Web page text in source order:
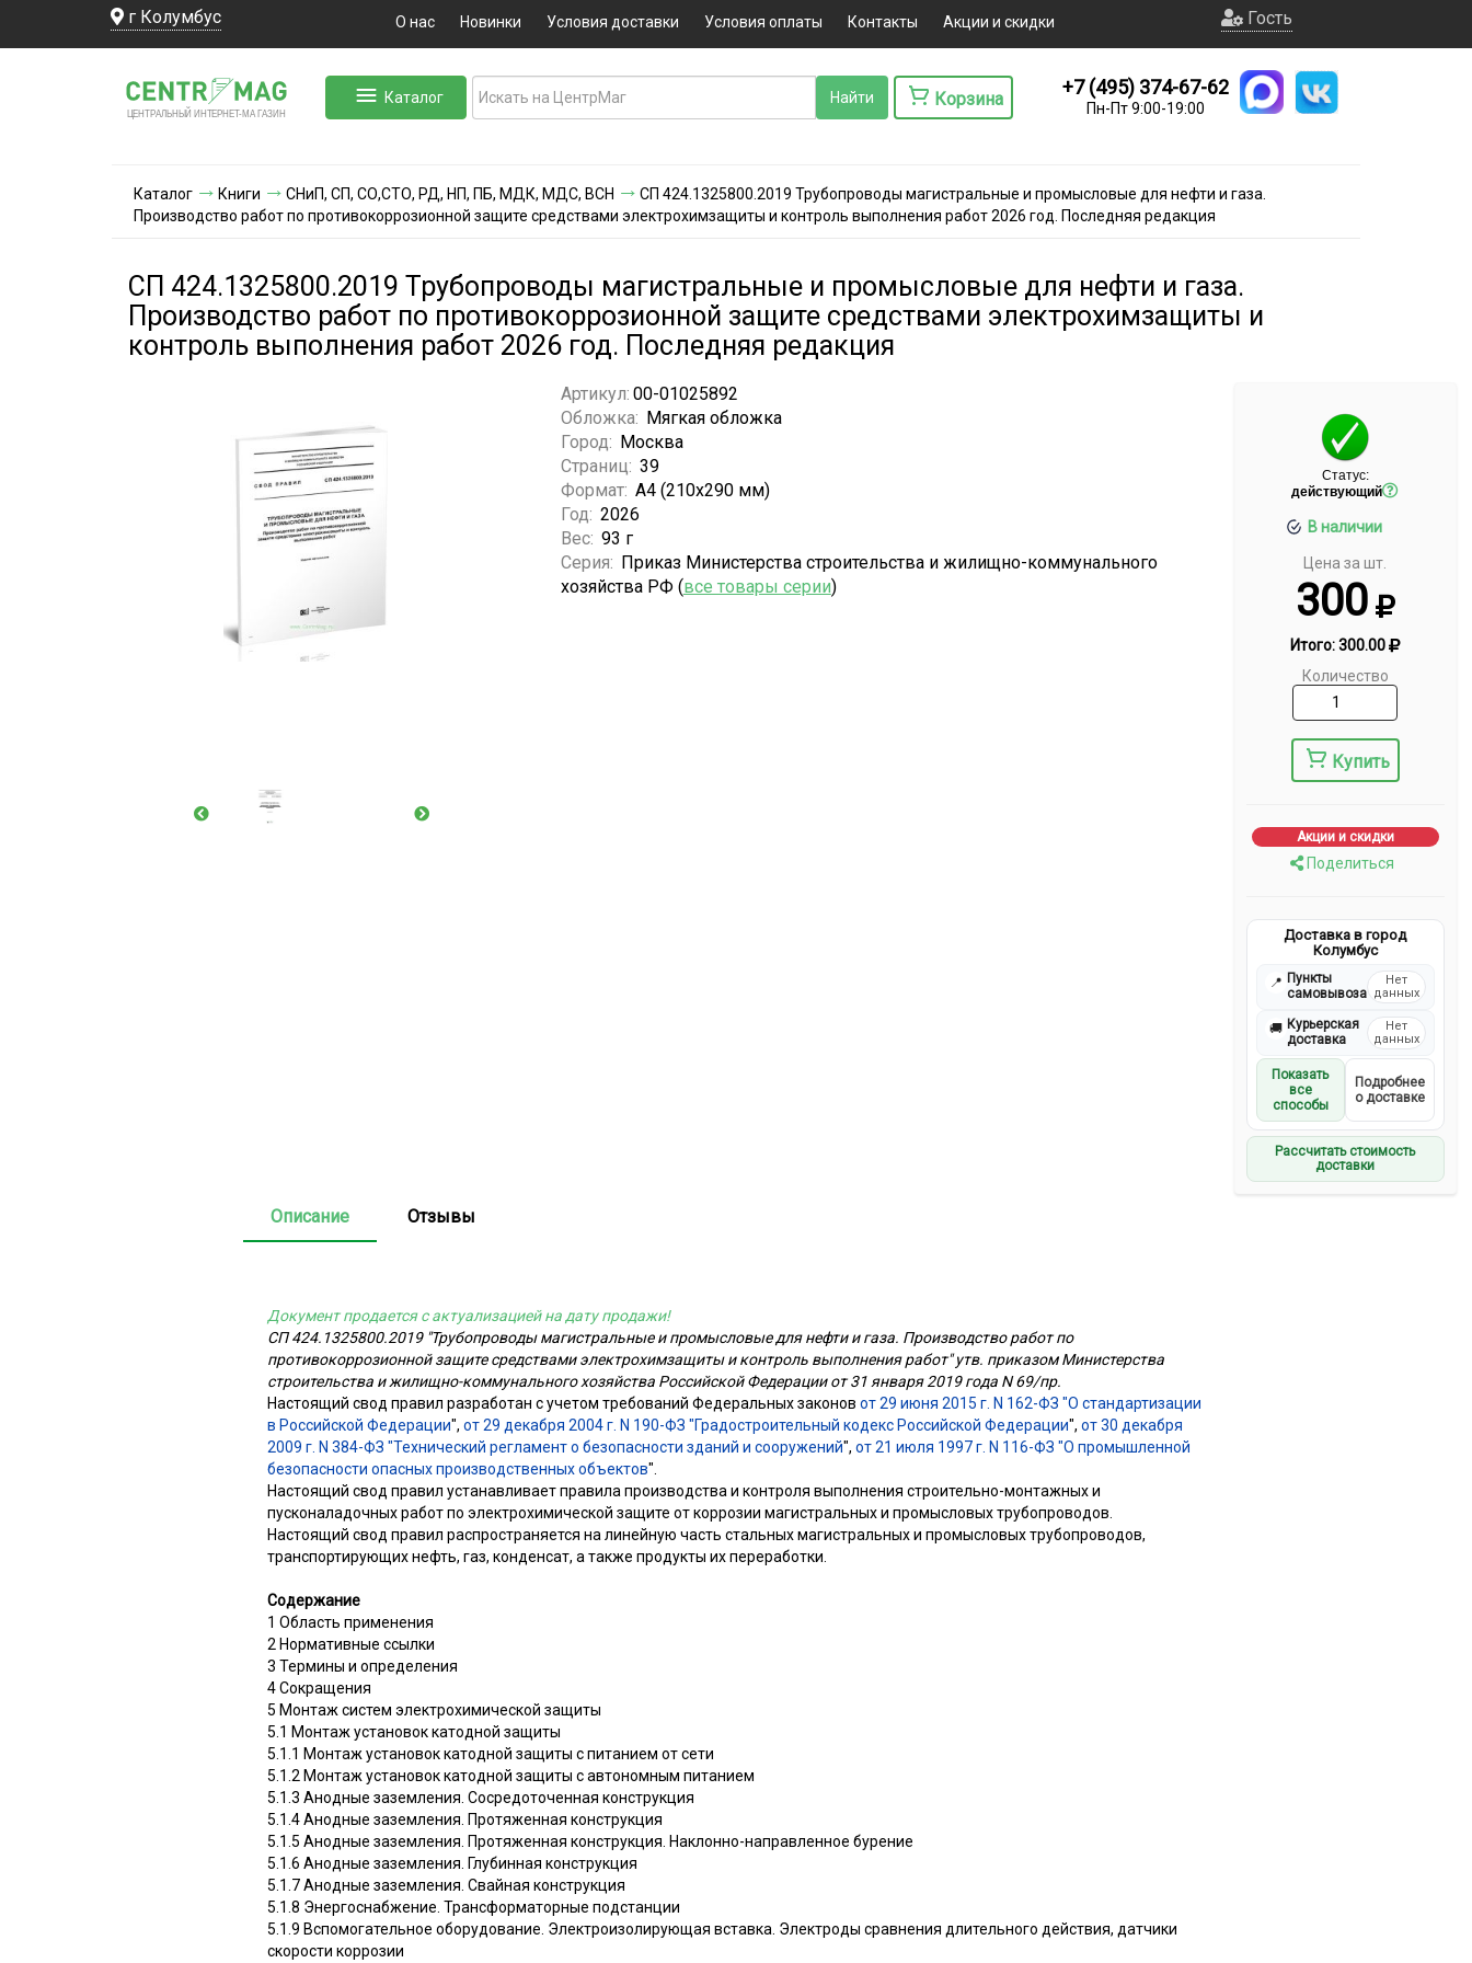
г Колумбус О нас Новинки Условия доставки Условия оплаты Контакты Акции и скидки Гость
ЦЕНТРАЛЬНЫЙ ИНТЕРНЕТ-МА ГАЗИН
Каталог Корзина
+7 (495) 374-67-62
Пн-Пт 9:00-19:00
Каталог Книги СНиП, СП, СО,СТО, РД, НП, ПБ, МДК, МДС, ВСН
СП 424.1325800.2019 Трубопроводы магистральные и промысловые для нефти и газа.
Производство работ по противокоррозионной защите средствами электрохимзащиты и контроль выполнения работ 2026 год. Последняя редакция
СП 424.1325800.2019 Трубопроводы магистральные и промысловые для нефти и газа.
Производство работ по противокоррозионной защите средствами электрохимзащиты и
контроль выполнения работ 2026 год. Последняя редакция
Статус:
действующий
В наличии
Цена за шт.
300
Итого:300.00
Количество
Купить
Акции и скидки
Поделиться
Доставка в город
Колумбус
📍 Пункты
самовывоза
Нет
данных
🚚 Курьерская
доставка
Нет
данных
Показать
все
способы
Подробнее
о доставке
Рассчитать стоимость
доставки
Артикул: 00-01025892
Обложка: Мягкая обложка
Город: Москва
Страниц: 39
Формат: А4 (210x290 мм)
Год: 2026
Вес: 93 г
Серия: Приказ Министерства строительства и жилищно-коммунального
хозяйства РФ (все товары серии)
Описание Отзывы
Документ продается с актуализацией на дату продажи!
СП 424.1325800.2019 "Трубопроводы магистральные и промысловые для нефти и газа. Производство работ по
противокоррозионной защите средствами электрохимзащиты и контроль выполнения работ" утв. приказом Министерства
строительства и жилищно-коммунального хозяйства Российской Федерации от 31 января 2019 года N 69/пр.
Настоящий свод правил разработан с учетом требований Федеральных законов от 29 июня 2015 г. N 162-ФЗ "О стандартизации
в Российской Федерации", от 29 декабря 2004 г. N 190-ФЗ "Градостроительный кодекс Российской Федерации", от 30 декабря
2009 г. N 384-ФЗ "Технический регламент о безопасности зданий и сооружений", от 21 июля 1997 г. N 116-ФЗ "О промышленной
безопасности опасных производственных объектов".
Настоящий свод правил устанавливает правила производства и контроля выполнения строительно-монтажных и
пусконаладочных работ по электрохимической защите от коррозии магистральных и промысловых трубопроводов.
Настоящий свод правил распространяется на линейную часть стальных магистральных и промысловых трубопроводов,
транспортирующих нефть, газ, конденсат, а также продукты их переработки.
Содержание
1 Область применения
2 Нормативные ссылки
3 Термины и определения
4 Сокращения
5 Монтаж систем электрохимической защиты
5.1 Монтаж установок катодной защиты
5.1.1 Монтаж установок катодной защиты с питанием от сети
5.1.2 Монтаж установок катодной защиты с автономным питанием
5.1.3 Анодные заземления. Сосредоточенная конструкция
5.1.4 Анодные заземления. Протяженная конструкция
5.1.5 Анодные заземления. Протяженная конструкция. Наклонно-направленное бурение
5.1.6 Анодные заземления. Глубинная конструкция
5.1.7 Анодные заземления. Свайная конструкция
5.1.8 Энергоснабжение. Трансформаторные подстанции
5.1.9 Вспомогательное оборудование. Электроизолирующая вставка. Электроды сравнения длительного действия, датчики
скорости коррозии